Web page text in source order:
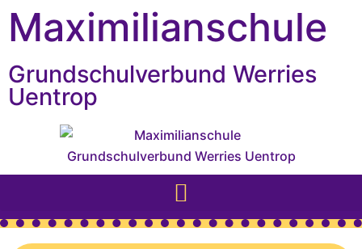
springen
Zum
Inhalt
Maximilianschule
Grundschulverbund Werries
Uentrop